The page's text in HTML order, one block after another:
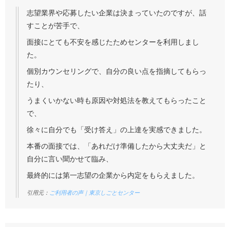
志望業界や応募したい企業は決まっていたのですが、話
すことが苦手で、
面接にとても不安を感じたためセンターを利用しまし
た。
個別カウンセリングで、自分の良い点を指摘してもらっ
たり、
うまくいかない時も原因や対処法を教えてもらったこと
で、
徐々に自分でも「受け答え」の上達を実感できました。
本番の面接では、「あれだけ準備したから大丈夫だ」と
自分に言い聞かせて臨み、
最終的には第一志望の企業から内定をもらえました。
引用元： ご利用者の声｜東京しごとセンター